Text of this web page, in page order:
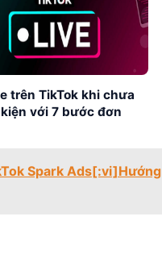
trên TikTok khi chưa
với 7 bước đơn
Spark